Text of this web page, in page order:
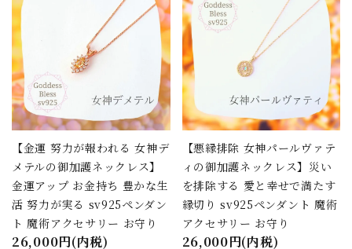
【金運 努力が報われる 女神デ
メテルの御加護ネックレス】
金運アップ お金持ち 豊かな生
活 努力が実る sv925ペンダン
ト 魔術アクセサリー お守り
26,000円(内税)
【悪縁排除 女神パールヴァテ
ィの御加護ネックレス】災い
を排除する 愛と幸せで満たす
縁切り sv925ペンダント 魔術
アクセサリー お守り
26,000円(内税)
検索する